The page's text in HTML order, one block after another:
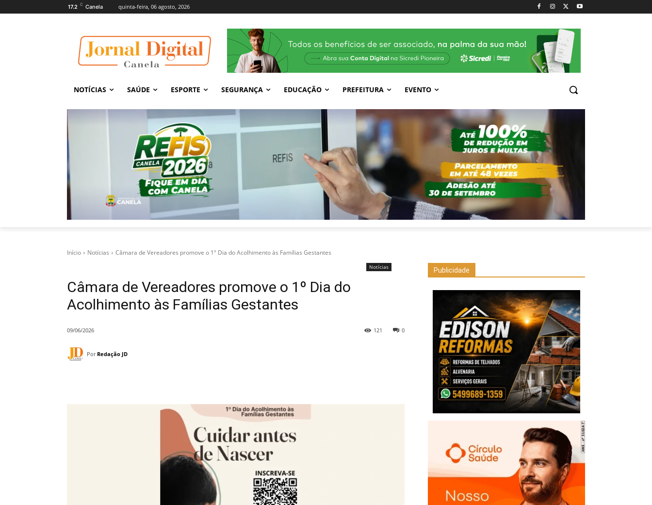
17.2 C Canela quinta-feira, 06 agosto, 2026
NOTÍCIAS SAÚDE ESPORTE SEGURANÇA EDUCAÇÃO PREFEITURA EVENTO
Início Notícias Câmara de Vereadores promove o 1º Dia do Acolhimento às Famílias Gestantes
Notícias
Câmara de Vereadores promove o 1º Dia do
Acolhimento às Famílias Gestantes
09/06/2026 0
121
Por Redação JD
Publicidade